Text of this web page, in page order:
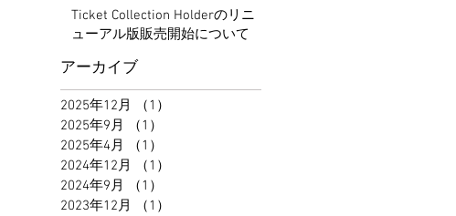
ます
Ticket Collection Holderのリニ
ューアル版販売開始について
アーカイブ
2025年12月 （1）
2025年9月
（1）
2025年4月
（1）
2024年12月
（1）
2024年9月
（1）
2023年12月
（1）